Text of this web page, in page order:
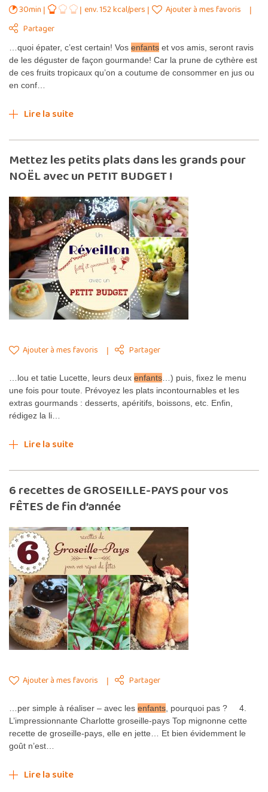
30min env. 152 kcal/pers
Ajouter à mes favoris
Partager
…quoi épater, c’est certain! Vos enfants et vos amis, seront ravis
de les déguster de façon gourmande! Car la prune de cythère est
de ces fruits tropicaux qu’on a coutume de consommer en jus ou
en conf…
Lire la suite
Mettez les petits plats dans les grands pour
NOËL avec un PETIT BUDGET !
Ajouter à mes favoris Partager
…lou et tatie Lucette, leurs deux enfants …) puis, fixez le menu
une fois pour toute. Prévoyez les plats incontournables et les
extras gourmands : desserts, apéritifs, boissons, etc. Enfin,
rédigez la li…
Lire la suite
6 recettes de GROSEILLE-PAYS pour vos
FÊTES de fin d’année
Ajouter à mes favoris Partager
…per simple à réaliser – avec les enfants , pourquoi pas ? 4.
L’impressionnante Charlotte groseille-pays Top mignonne cette
recette de groseille-pays, elle en jette… Et bien évidemment le
goût n’est…
Lire la suite